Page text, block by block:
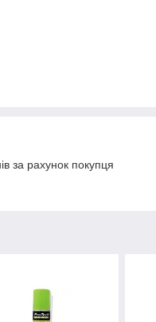
за рахунок покупця